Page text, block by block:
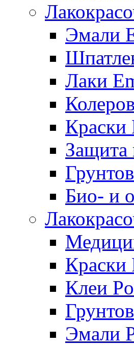
Эмали
Лаки
Краски
Защита
Био- и
Клеи
Эмали